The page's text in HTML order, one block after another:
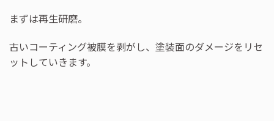
まずは再生研磨。
古いコーティング被膜を剥がし、塗装面のダメージをリセ
ットしていきます。